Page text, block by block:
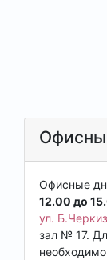
Офисные
12.00 до
ул.
зал № 17.